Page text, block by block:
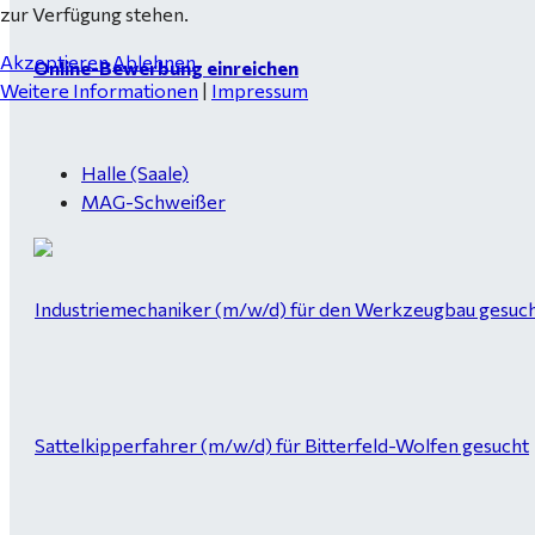
Online-Bewerbung einreichen
Halle (Saale)
MAG-Schweißer
Industriemechaniker (m/w/d) für den Werkzeugbau
Sattelkipperfahrer (m/w/d) für Bitterfeld-Wolfen gesucht
zur Verfügung stehen.
Akzeptieren Ablehnen
Weitere Informationen | Impressum